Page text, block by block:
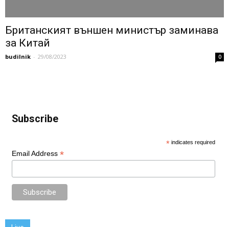
Британският външен министър заминава
за Китай
budilnik - 29/08/2023 0
Subscribe
* indicates required
Email Address *